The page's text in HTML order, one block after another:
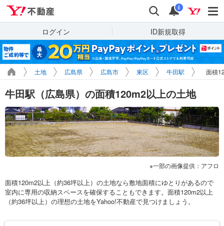
検索 通知
i
ログイン ID新規取得
土地 広島県 広島市 東区 牛田駅 面積
牛田駅（広島県）の面積120m2以上の土地
一部の画像提供：アフロ
面積120m2以上（約36坪以上）の土地なら敷地面積にゆとりがあるので
室内に専用の収納スペースを確保することもできます。面積120m2以上
（約36坪以上）の理想の土地をYahoo!不動産で見つけましょう。